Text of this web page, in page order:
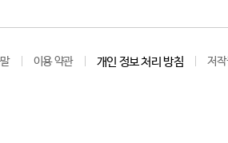
이용 약관 개인 정보 처리 방침 저